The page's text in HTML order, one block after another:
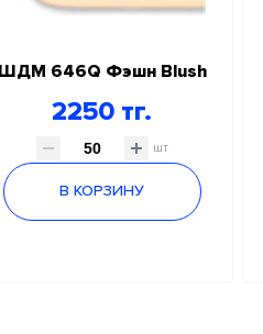
ШДМ 646Q Фэшн Blush
2250 тг.
шт
В КОРЗИНУ